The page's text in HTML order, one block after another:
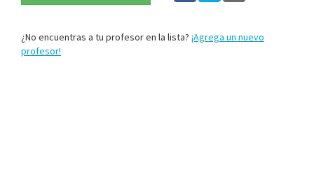
¿No encuentras a tu profesor en la lista? ¡Agrega un nuevo
profesor!